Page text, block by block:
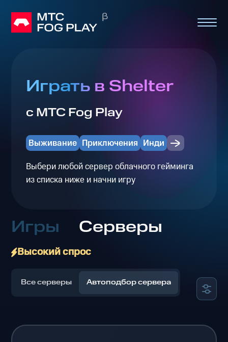
Играть в Shelter
с МТС Fog Play
Выживание Приключения Инди
Выбери любой сервер облачного гейминга
из списка ниже и начни игру
Игры Серверы
Высокий спрос
Все серверы Автоподбор сервера